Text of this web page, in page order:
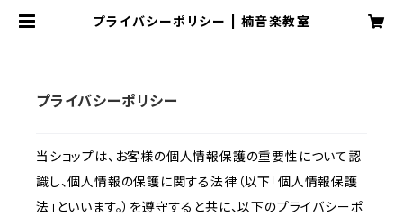
プライバシーポリシー | 楠音楽教室
プライバシーポリシー
当ショップは、お客様の個人情報保護の重要性について認
識し、個人情報の保護に関する法律（以下「個人情報保護
法」といいます。）を遵守すると共に、以下のプライバシーポ